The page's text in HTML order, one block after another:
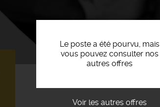
Le poste a été pourvu, mais
vous pouvez consulter nos
autres offres
Voir les autres offres